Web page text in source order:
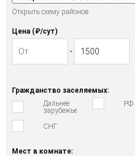
Открыть схему районов
Цена (₽/cут)
Гражданство заселяемых:
Дальнее
зарубежье
РФ
СНГ
Мест в комнате: